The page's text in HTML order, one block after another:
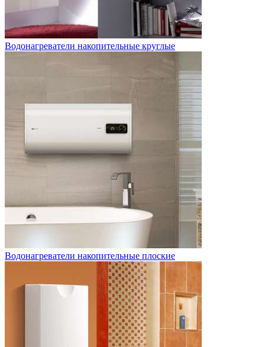
Водонагреватели накопительные круглые
Водонагреватели накопительные плоские